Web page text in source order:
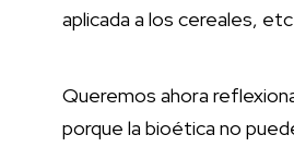
aplicada a los cereales,
Queremos ahora
porque la bioética no